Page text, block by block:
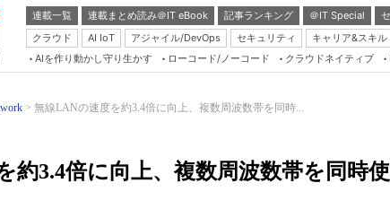
連載一覧 連載まとめ読み＠IT eBook 記事ランキング ＠IT Special
クラウド
AI IoT アジャイル/DevOps セキュリティ キャリア&スキル
AIを作り動かし守り生かす ローコード/ノーコード クラウドネイティブ
無線LANの速度を約3.4倍に向上、複数周波数帯を同時...
約3.4倍に向上、複数周波数帯を同時